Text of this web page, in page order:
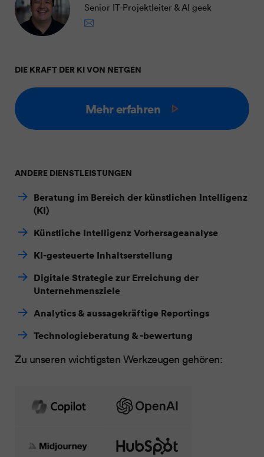
Senior IT-Projektleiter & AI geek
DIE KRAFT DER KI VON NETGEN
Mehr erfahren
ANDERE DIENSTLEISTUNGEN
Beratung im Bereich der künstlichen Intelligenz
(KI)
Künstliche Intelligenz Vorhersageanalyse
KI-gesteuerte Inhalts­erstellung
Digitale Strategie zur Erreichung der
Unternehmensziele
Analytics & aussagekräftige Reportings
Technologieberatung & -bewertung
Zu unseren wichtigsten Werkzeugen gehören: